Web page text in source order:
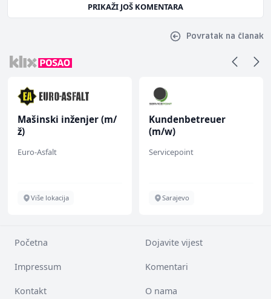
PRIKAŽI JOŠ KOMENTARA
Povratak na članak
Mašinski inženjer (m/
ž)
Euro-Asfalt
Više lokacija
Kundenbetreuer
(m/w)
Servicepoint
Sarajevo
Početna Dojavite vijest
Impressum Komentari
Kontakt O nama